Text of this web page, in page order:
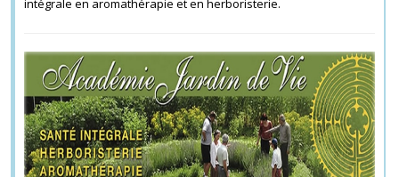
intégrale en aromathérapie et en herboristerie.